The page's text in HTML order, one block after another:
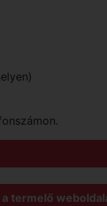
termelő